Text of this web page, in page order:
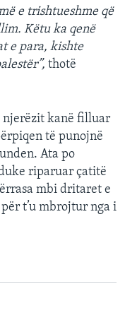
e trishtueshme që
Këtu ka qenë
e para, kishte
thotë
njerëzit kanë filluar
të punojnë
Ata po
riparuar çatitë
mbi dritaret e
t’u mbrojtur nga i